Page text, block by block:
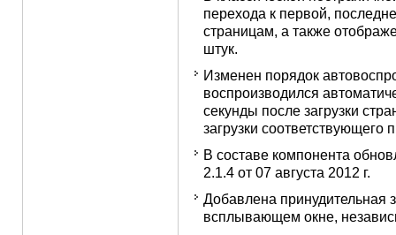
перехода к первой,
страницам, а также
штук.
Изменен порядок
воспроизводился
секунды после загрузки
загрузки соответствующего
В составе компонента
2.1.4 от 07 августа 2012 г.
Добавлена принудительная
всплывающем окне,